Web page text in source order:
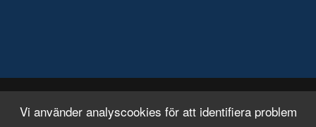
Vi använder analyscookies för att identifiera problem